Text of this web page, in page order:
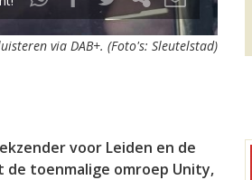
via DAB+. (Foto's: Sleutelstad)
voor Leiden en de
de toenmalige omroep Unity,